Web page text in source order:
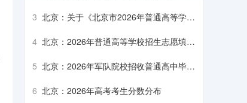
3 北京：关于《北京市2026年普通高等学校
4 北京：2026年普通高等学校招生志愿填报
5 北京：2026年军队院校招收普通高中毕业
6 北京：2026年高考考生分数分布